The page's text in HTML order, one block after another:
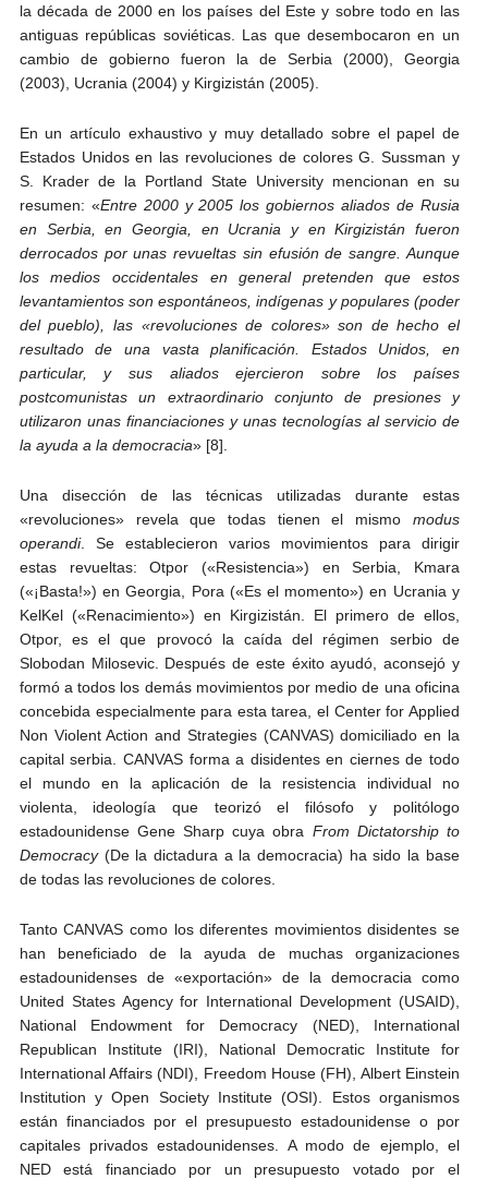
la década de 2000 en los países del Este y sobre todo en las
antiguas repúblicas soviéticas. Las que desembocaron en un
cambio de gobierno fueron la de Serbia (2000), Georgia
(2003), Ucrania (2004) y Kirgizistán (2005).
En un artículo exhaustivo y muy detallado sobre el papel de
Estados Unidos en las revoluciones de colores G. Sussman y
S. Krader de la Portland State University mencionan en su
resumen: «Entre 2000 y 2005 los gobiernos aliados de Rusia
en Serbia, en Georgia, en Ucrania y en Kirgizistán fueron
derrocados por unas revueltas sin efusión de sangre. Aunque
los medios occidentales en general pretenden que estos
levantamientos son espontáneos, indígenas y populares (poder
del pueblo), las «revoluciones de colores» son de hecho el
resultado de una vasta planificación. Estados Unidos, en
particular, y sus aliados ejercieron sobre los países
postcomunistas un extraordinario conjunto de presiones y
utilizaron unas financiaciones y unas tecnologías al servicio de
la ayuda a la democracia» [8].
Una disección de las técnicas utilizadas durante estas
«revoluciones» revela que todas tienen el mismo modus
operandi. Se establecieron varios movimientos para dirigir
estas revueltas: Otpor («Resistencia») en Serbia, Kmara
(«¡Basta!») en Georgia, Pora («Es el momento») en Ucrania y
KelKel («Renacimiento») en Kirgizistán. El primero de ellos,
Otpor, es el que provocó la caída del régimen serbio de
Slobodan Milosevic. Después de este éxito ayudó, aconsejó y
formó a todos los demás movimientos por medio de una oficina
concebida especialmente para esta tarea, el Center for Applied
Non Violent Action and Strategies (CANVAS) domiciliado en la
capital serbia. CANVAS forma a disidentes en ciernes de todo
el mundo en la aplicación de la resistencia individual no
violenta, ideología que teorizó el filósofo y politólogo
estadounidense Gene Sharp cuya obra From Dictatorship to
Democracy(De la dictadura a la democracia) ha sido la base
de todas las revoluciones de colores.
Tanto CANVAS como los diferentes movimientos disidentes se
han beneficiado de la ayuda de muchas organizaciones
estadounidenses de «exportación» de la democracia como
United States Agency for International Development (USAID),
National Endowment for Democracy (NED), International
Republican Institute (IRI), National Democratic Institute for
International Affairs (NDI), Freedom House (FH), Albert Einstein
Institution y Open Society Institute (OSI). Estos organismos
están financiados por el presupuesto estadounidense o por
capitales privados estadounidenses. A modo de ejemplo, el
NED está financiado por un presupuesto votado por el